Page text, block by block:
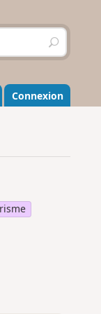
R
e
h
e
r
r
Connexion